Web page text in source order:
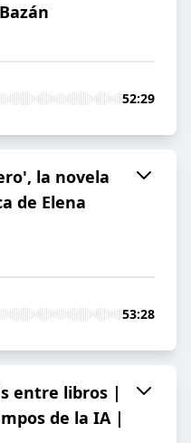
52:29
la novela
de Elena
53:28
entre libros |
de la IA |